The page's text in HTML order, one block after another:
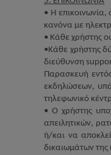
• Η
κανόνα με
• Κάθε χρήστης
•Κάθε χρήστης
διεύθυνση
Παρασκευή
εκδηλώσεων,
τηλεφωνικό
• Ο χρήστης
απειλητικών,
ή/και να
δικαιωμάτων της